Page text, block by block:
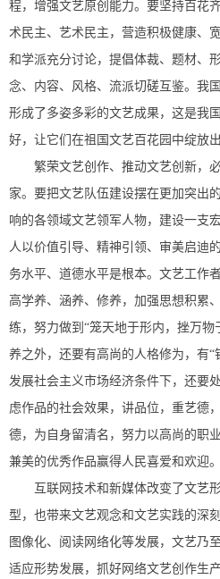
程，增强文艺原创能力。要坚持百花
术民主、艺术民主，营造积极健康、
和学派充分讨论，提倡体裁、题材、
念、内容、风格、流派切磋互鉴。我
形成了多姿多彩的文艺成果，这是我
好，让它们在祖国文艺百花园中绽放
繁荣文艺创作、推动文艺创新，
家。要把文艺队伍建设摆在更加突出
响的各领域文艺领军人物，建设一支
人以价值引导、精神引领、审美启迪
务水平、道德水平是根本。文艺工作
高学养、涵养、修养，加强思想积累
练，努力做到“笼天地于形内，挫万
养之外，还要有高尚的人格修为，有
发展社会主义市场经济条件下，还要
虑作品的社会效果，讲品位，重艺德
德，为自身留清名，努力以高尚的职
兼美的优秀作品赢得人民喜爱和欢迎。
互联网技术和新媒体改变了文艺
型，也带来文艺观念和文艺实践的深
图像化、阅读网络化等发展，文艺乃
适应形势发展，抓好网络文艺创作生